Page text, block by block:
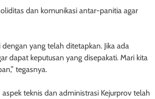
dan komunikasi antar-panitia agar
yang telah ditetapkan. Jika ada
dapat keputusan yang disepakati. Mari kita
tegasnya.
teknis dan administrasi Kejurprov telah